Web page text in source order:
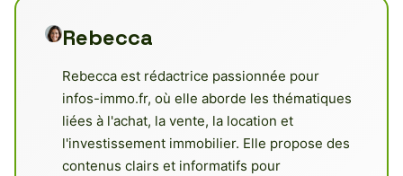
Rebecca
Rebecca est rédactrice passionnée pour
infos-immo.fr, où elle aborde les thématiques
liées à l'achat, la vente, la location et
l'investissement immobilier. Elle propose des
contenus clairs et informatifs pour